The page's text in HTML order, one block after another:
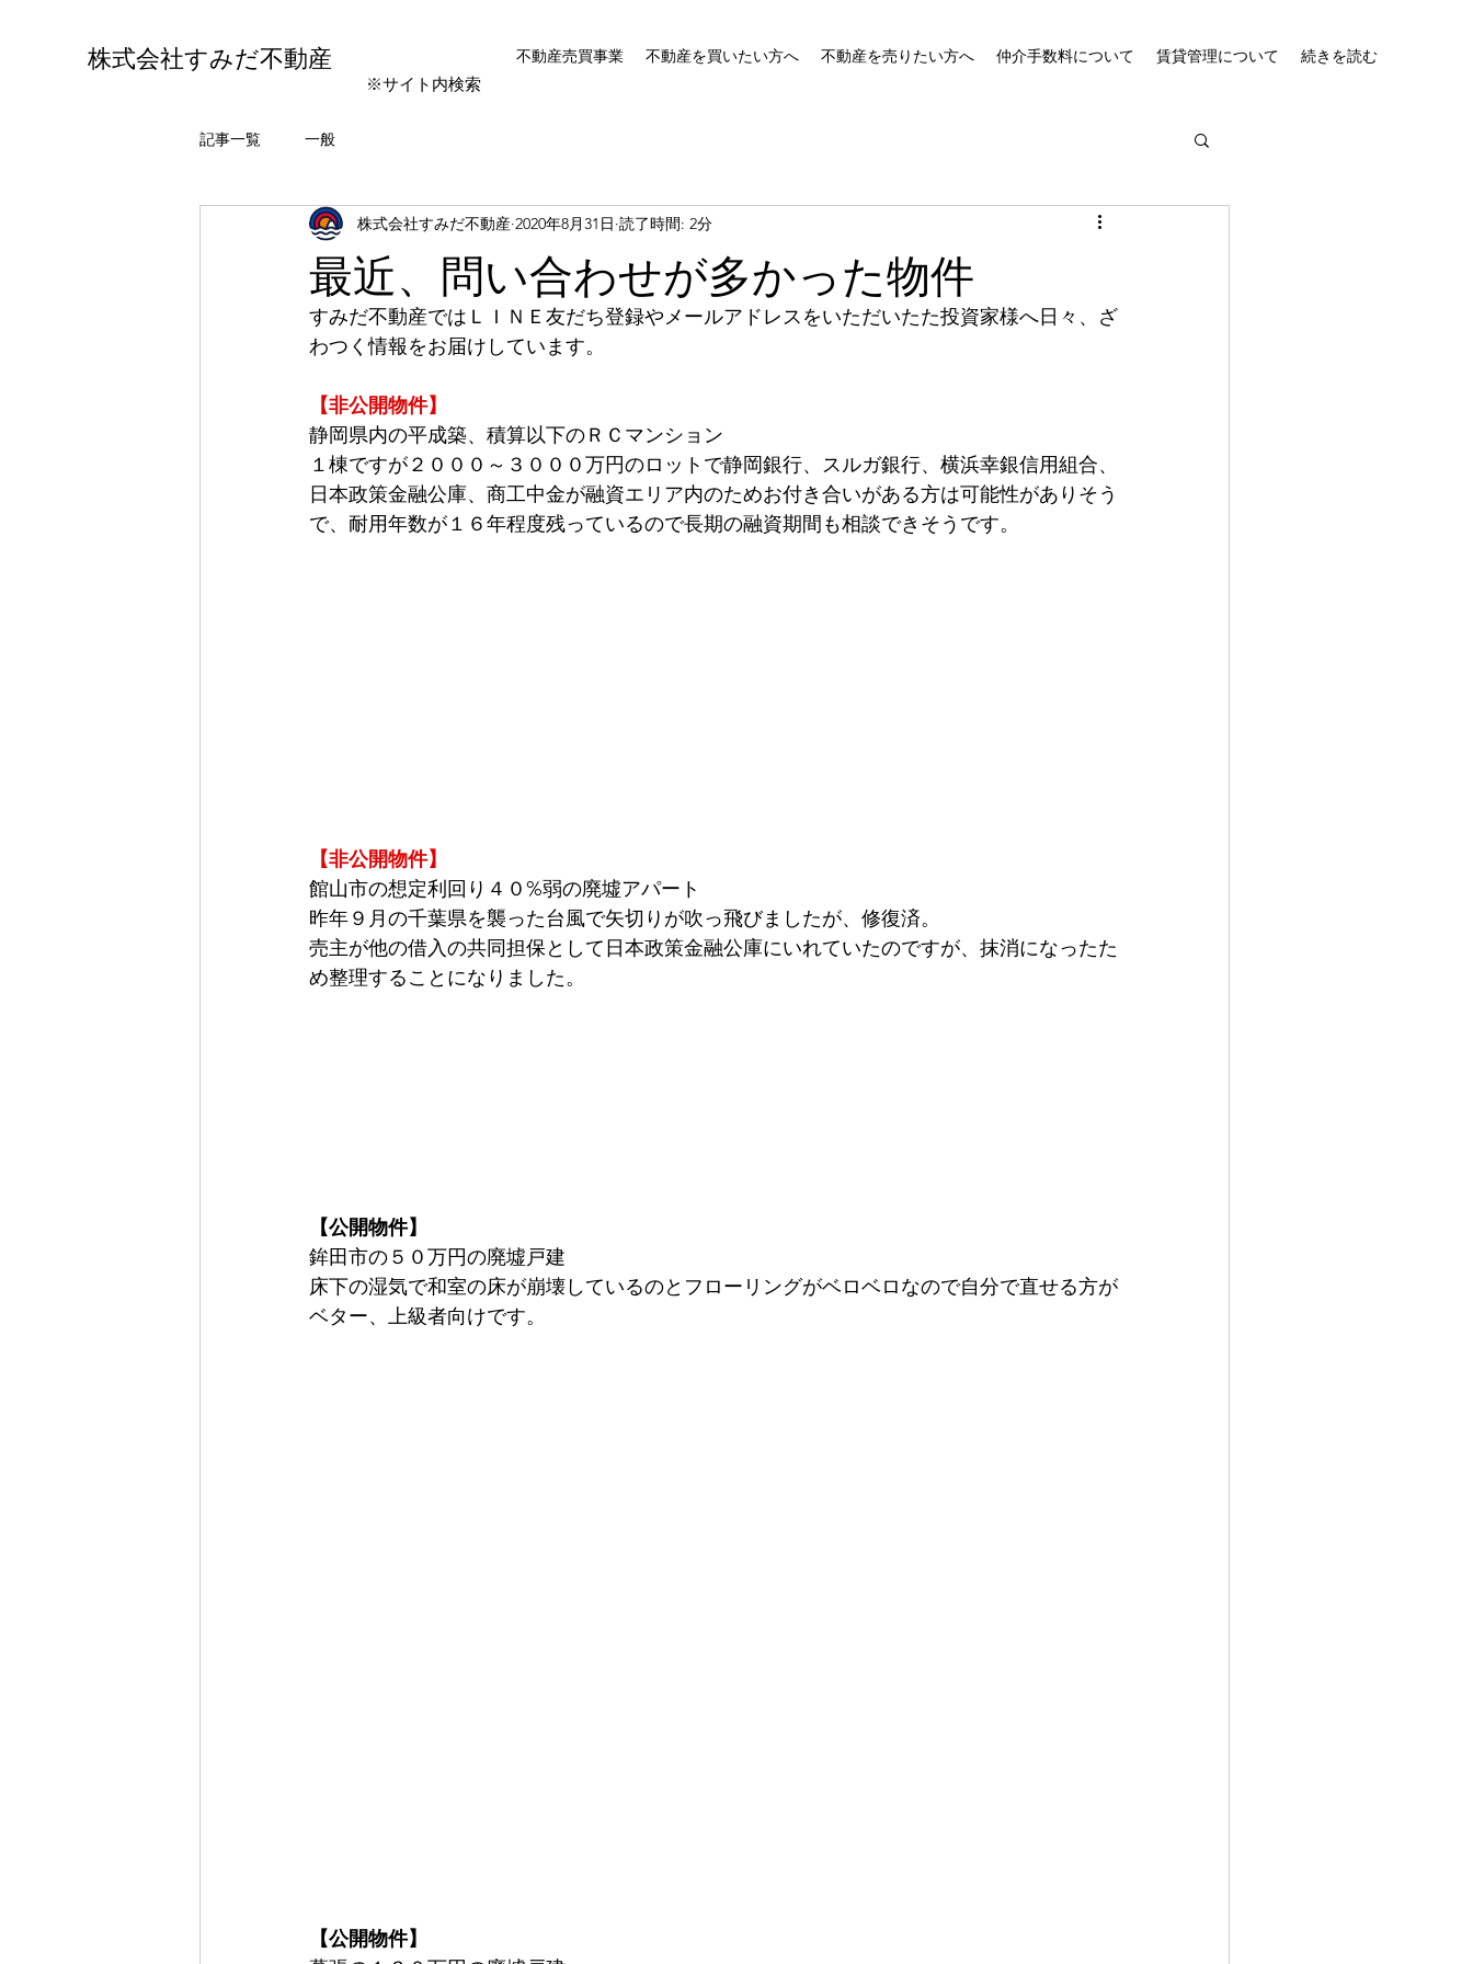
株式会社すみだ不動産 不動産売買事業 不動産を買いたい方へ 不動産を売りたい方へ 仲介手数料について 賃貸管理について 続きを読む
※サイト内検索
記事一覧 一般
最近、問い合わせが多かった物件
株式会社すみだ不動産 2020年8月31日 読了時間: 2分
すみだ不動産ではＬＩＮＥ友だち登録やメールアドレスをいただいたた投資家様へ日々、ざ
わつく情報をお届けしています。
【非公開物件】
静岡県内の平成築、積算以下のＲＣマンション
１棟ですが２０００～３０００万円のロットで静岡銀行、スルガ銀行、横浜幸銀信用組合、
日本政策金融公庫、商工中金が融資エリア内のためお付き合いがある方は可能性がありそう
で、耐用年数が１６年程度残っているので長期の融資期間も相談できそうです。
【非公開物件】
館山市の想定利回り４０%弱の廃墟アパート
昨年９月の千葉県を襲った台風で矢切りが吹っ飛びましたが、修復済。
売主が他の借入の共同担保として日本政策金融公庫にいれていたのですが、抹消になったた
め整理することになりました。
【公開物件】
鉾田市の５０万円の廃墟戸建
床下の湿気で和室の床が崩壊しているのとフローリングがベロベロなので自分で直せる方が
ベター、上級者向けです。
【公開物件】